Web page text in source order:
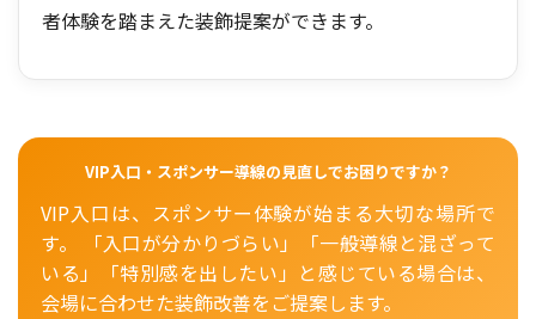
者体験を踏まえた装飾提案ができます。
VIP入口・スポンサー導線の見直しでお困りですか？
VIP入口は、スポンサー体験が始まる大切な場所で
す。 「入口が分かりづらい」「一般導線と混ざって
いる」「特別感を出したい」と感じている場合は、
会場に合わせた装飾改善をご提案します。